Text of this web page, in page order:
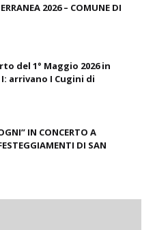
2026 – COMUNE DI
del 1° Maggio 2026 in
arrivano I Cugini di
IN CONCERTO A
DI SAN